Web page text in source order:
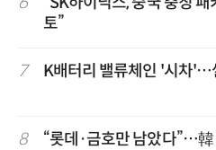
토”
7 K배터리 밸류체인 '시차'…
8 “롯데·금호만 남았다”…韓